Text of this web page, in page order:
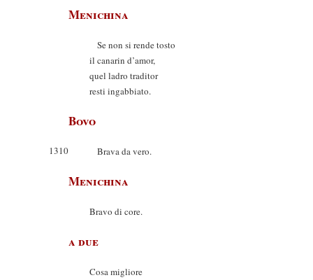
Menichina
Se non si rende tosto
il canarin d’amor,
quel ladro traditor
resti ingabbiato.
Bovo
1310 Brava da vero.
Menichina
Bravo di core.
a due
Cosa migliore